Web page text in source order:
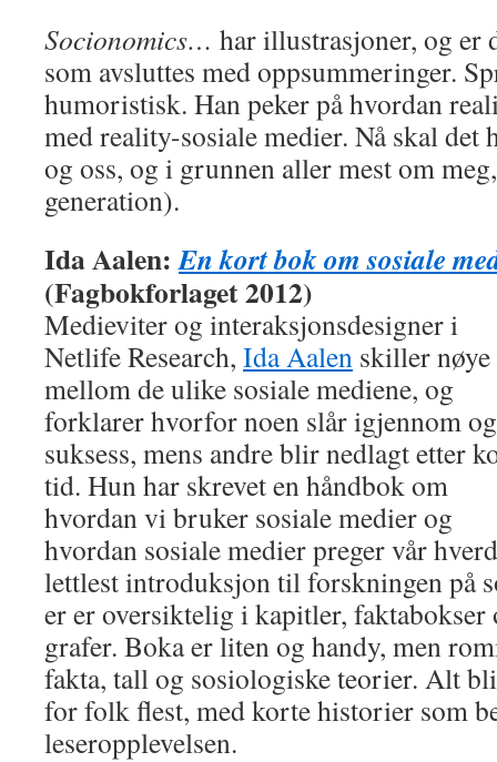
Socionomics… har illustrasjoner, og er
som avsluttes med oppsummeringer.
humoristisk. Han peker på hvordan
med reality-sosiale medier. Nå skal det
og oss, og i grunnen aller mest om
generation).
Ida Aalen:En kort bok om sosiale
(Fagbokforlaget 2012)
Medieviter og interaksjonsdesigner i
Netlife Research, Ida Aalen skiller nøye
mellom de ulike sosiale mediene, og
forklarer hvorfor noen slår igjennom
suksess, mens andre blir nedlagt etter
tid. Hun har skrevet en håndbok om
hvordan vi bruker sosiale medier og
hvordan sosiale medier preger vår
lettlest introduksjon til forskningen på
er er oversiktelig i kapitler,
grafer. Boka er liten og handy, men
fakta, tall og sosiologiske teorier. Alt
for folk flest, med korte historier som
leseropplevelsen.